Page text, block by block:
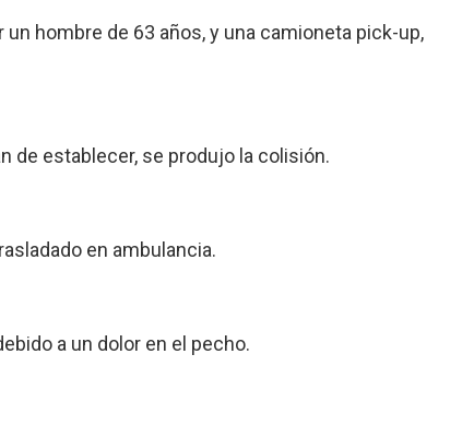
hombre de 63 años, y una camioneta pick-up,
de establecer, se produjo la colisión.
en ambulancia.
a un dolor en el pecho.